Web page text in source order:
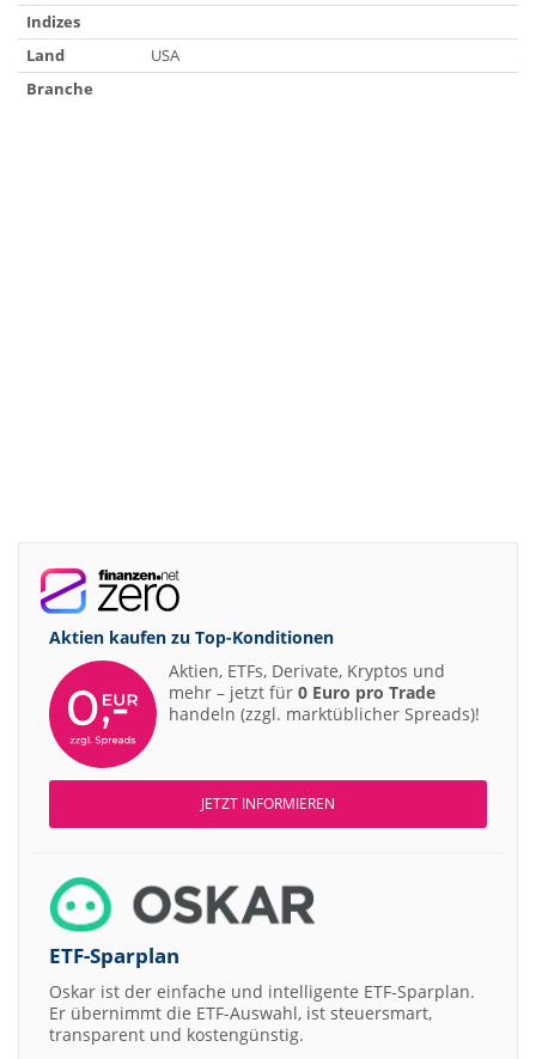
Indizes
Land
USA
Branche
Aktien kaufen zu Top-Konditionen
Aktien, ETFs, Derivate, Kryptos und
mehr – jetzt für 0 Euro pro Trade
handeln (zzgl. marktüblicher Spreads)!
JETZT INFORMIEREN
ETF-Sparplan
Oskar ist der einfache und intelligente ETF-Sparplan.
Er übernimmt die ETF-Auswahl, ist steuersmart,
transparent und kostengünstig.